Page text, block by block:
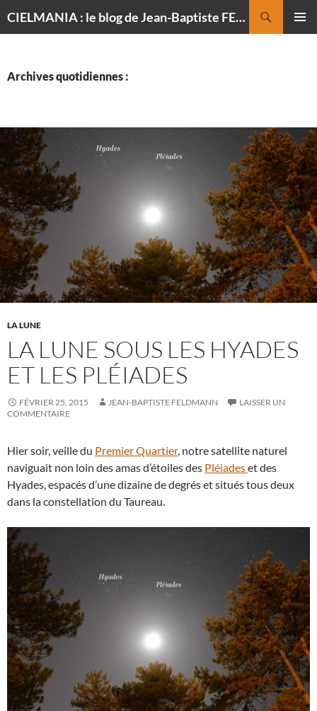
CIELMANIA : le blog de Jean-Baptiste FELDMANN, photographe du ciel
Archives quotidiennes :
LA LUNE
LA LUNE SOUS LES HYADES
ET LES PLÉIADES
FÉVRIER 25, 2015 JEAN-BAPTISTE FELDMANN
LAISSER UN
COMMENTAIRE
Hier soir, veille du Premier Quartier, notre satellite naturel
naviguait non loin des amas d’étoiles des Pléiadeset des
Hyades, espacés d’une dizaine de degrés et situés tous deux
dans la constellation du Taureau.